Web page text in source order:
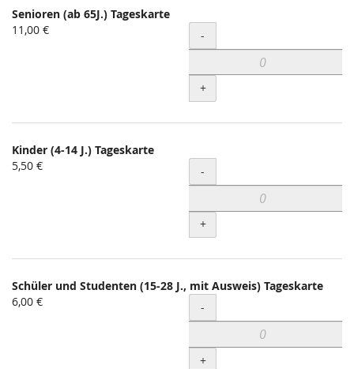
Senioren (ab 65J.) Tageskarte
11,00 €
Menge
-
+
Kinder (4-14 J.) Tageskarte
5,50 €
Menge
-
+
Schüler und Studenten (15-28 J., mit Ausweis) Tageskarte
6,00 €
Menge
-
+